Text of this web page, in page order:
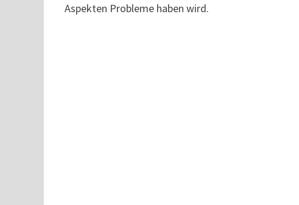
Aspekten Probleme haben wird.